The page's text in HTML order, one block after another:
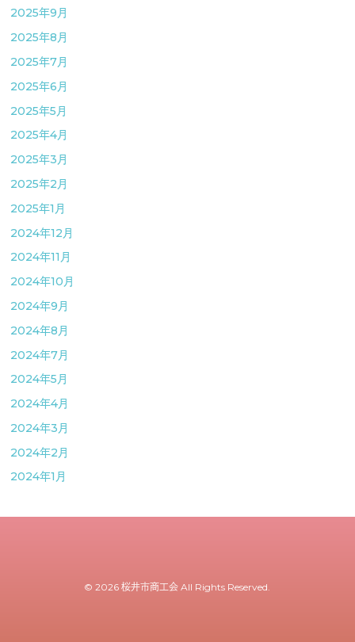
2025年9月
2025年8月
2025年7月
2025年6月
2025年5月
2025年4月
2025年3月
2025年2月
2025年1月
2024年12月
2024年11月
2024年10月
2024年9月
2024年8月
2024年7月
2024年5月
2024年4月
2024年3月
2024年2月
2024年1月
© 2026 桜井市商工会 All Rights Reserved.